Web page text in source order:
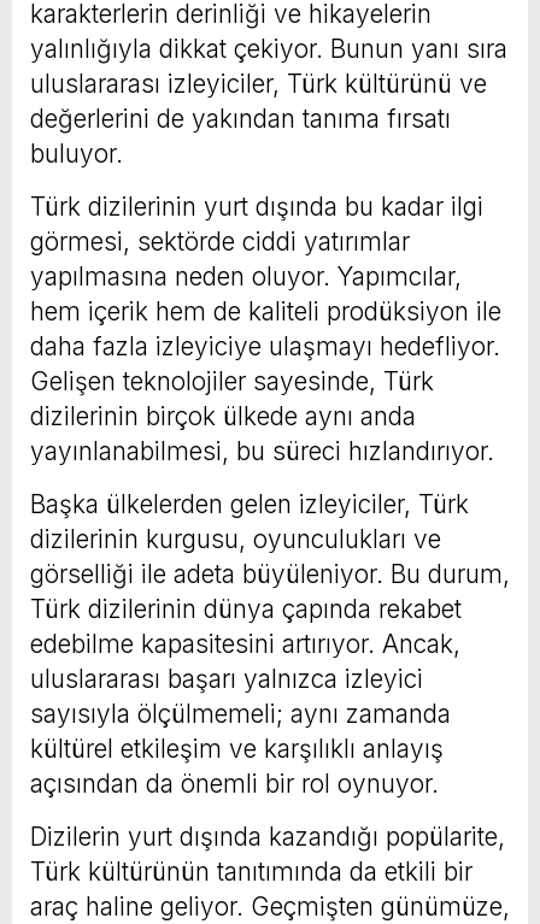
karakterlerin derinliği ve hikayelerin
yalınlığıyla dikkat çekiyor. Bunun yanı sıra
uluslararası izleyiciler, Türk kültürünü ve
değerlerini de yakından tanıma fırsatı
buluyor.
Türk dizilerinin yurt dışında bu kadar ilgi
görmesi, sektörde ciddi yatırımlar
yapılmasına neden oluyor. Yapımcılar,
hem içerik hem de kaliteli prodüksiyon ile
daha fazla izleyiciye ulaşmayı hedefliyor.
Gelişen teknolojiler sayesinde, Türk
dizilerinin birçok ülkede aynı anda
yayınlanabilmesi, bu süreci hızlandırıyor.
Başka ülkelerden gelen izleyiciler, Türk
dizilerinin kurgusu, oyunculukları ve
görselliği ile adeta büyüleniyor. Bu durum,
Türk dizilerinin dünya çapında rekabet
edebilme kapasitesini artırıyor. Ancak,
uluslararası başarı yalnızca izleyici
sayısıyla ölçülmemeli; aynı zamanda
kültürel etkileşim ve karşılıklı anlayış
açısından da önemli bir rol oynuyor.
Dizilerin yurt dışında kazandığı popülarite,
Türk kültürünün tanıtımında da etkili bir
araç haline geliyor. Geçmişten günümüze,